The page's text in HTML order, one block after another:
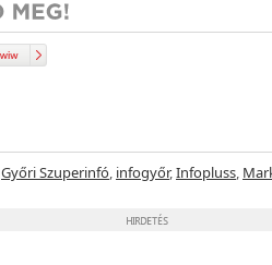
Győri Szuperinfó, infogyőr,Infopluss,